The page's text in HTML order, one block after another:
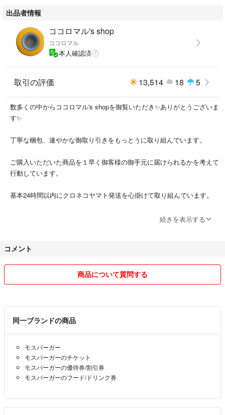
#ミスタードーナツ
出品者情報
ココロマル's shop
ココロマル
本人確認済
取引の評価 13,514 18 5
数多くの中からココロマル's shopを御覧いただき✨ありがとうございま
す✨
丁寧な梱包、速やかな御取り引きをもっとうに取り組んでいます。
ご購入いただいた商品を１早く御客様の御手元に届けられるかを考えて
行動しています。
基本24時間以内にクロネコヤマト発送を心掛けて取り組んでいます。
土日祝や休前日は、都合上発送が24時間以上にずれ込む場合や大阪以
速やかに受け取り対応できないお客様や
良いお付き合い❣️
続きを表示する
コメント
商品について質問する
同一ブランドの商品
モスバーガー
モスバーガーのチケット
モスバーガーの優待券/割引券
モスバーガーのフード/ドリンク券